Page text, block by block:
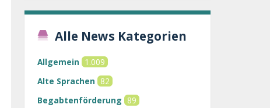
Alle News Kategorien
Allgemein 1.009
Alte Sprachen 82
Begabtenförderung 89